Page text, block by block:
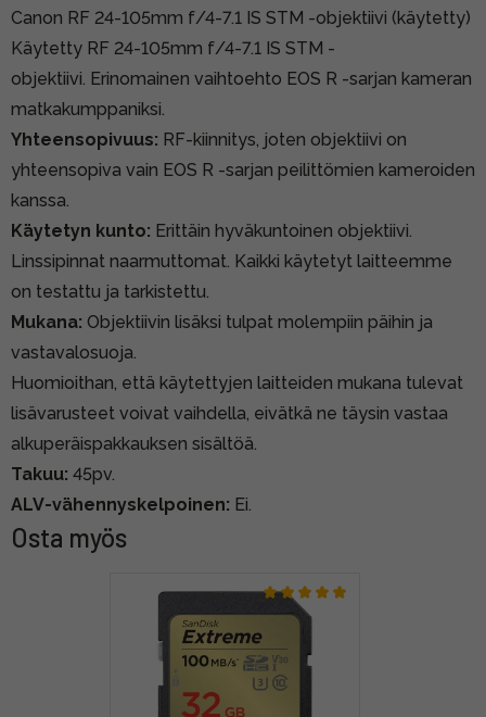
Canon RF 24-105mm f/4-7.1 IS STM -objektiivi (käytetty)
Käytetty RF 24-105mm f/4-7.1 IS STM -
objektiivi. Erinomainen vaihtoehto EOS R -sarjan kameran
matkakumppaniksi.
Yhteensopivuus: RF-kiinnitys, joten objektiivi on
yhteensopiva vain EOS R -sarjan peilittömien kameroiden
kanssa.
Käytetyn kunto: Erittäin hyväkuntoinen objektiivi.
Linssipinnat naarmuttomat. Kaikki käytetyt laitteemme
on testattu ja tarkistettu.
Mukana: Objektiivin lisäksi tulpat molempiin päihin ja
vastavalosuoja.
Huomioithan, että käytettyjen laitteiden mukana tulevat
lisävarusteet voivat vaihdella, eivätkä ne täysin vastaa
alkuperäispakkauksen sisältöä.
Takuu: 45pv.
ALV-vähennyskelpoinen: Ei.
Osta myös